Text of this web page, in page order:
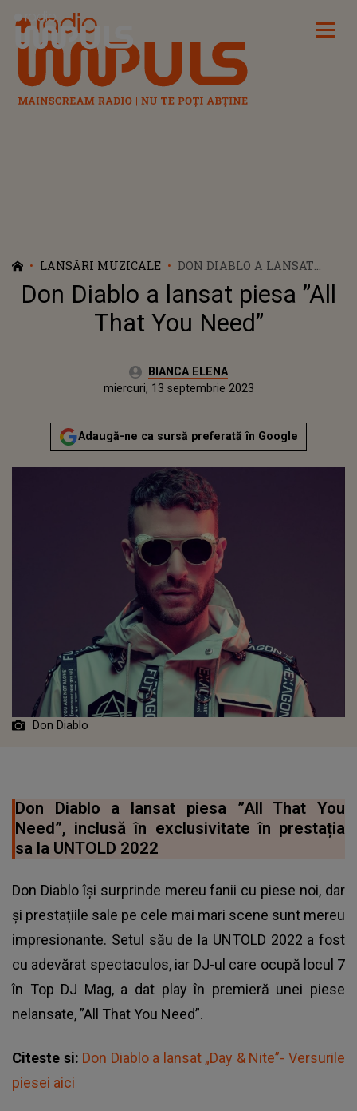
Radio Impuls
LANSĂRI MUZICALE
DON DIABLO A LANSAT
PIESA ”ALL THAT YOU
NEED”
Don Diablo a lansat piesa ”All
That You Need”
Autor:BIANCA ELENA
marți, 13 septembrie 2022
Actualizat:
miercuri, 13 septembrie 2023
Adaugă-ne ca sursă preferată în Google
Don Diablo
Don Diablo a lansat piesa ”All That You
Need”, inclusă în exclusivitate în prestația
sa la UNTOLD 2022
Don Diablo își surprinde mereu fanii cu piese noi, dar
și prestațiile sale pe cele mai mari scene sunt mereu
impresionante. Setul său de la UNTOLD 2022 a fost
cu adevărat spectaculos, iar DJ-ul care ocupă locul 7
în Top DJ Mag, a dat play în premieră unei piese
nelansate, ”All That You Need”.
Citeste si: Don Diablo a lansat „Day & Nite”- Versurile
piesei aici